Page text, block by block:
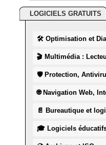
LOGICIELS GRATUITS
🛠 Optimisation et
🎬 Multimédia :
🛡 Protection,
🌐 Navigation Web,
📄 Bureautique et
🎓 Logiciels